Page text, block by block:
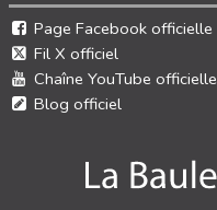
Page Facebook officielle
Fil X officiel
Chaîne YouTube officielle
Blog officiel